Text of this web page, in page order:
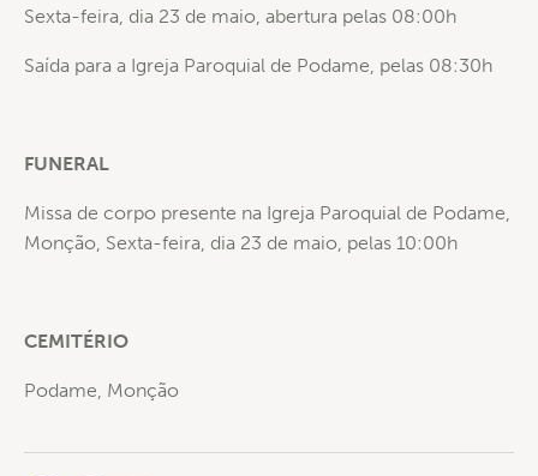
Sexta-feira, dia 23 de maio, abertura pelas 08:00h
Saída para a Igreja Paroquial de Podame, pelas 08:30h
FUNERAL
Missa de corpo presente na Igreja Paroquial de Podame,
Monção, Sexta-feira, dia 23 de maio, pelas 10:00h
CEMITÉRIO
Podame, Monção